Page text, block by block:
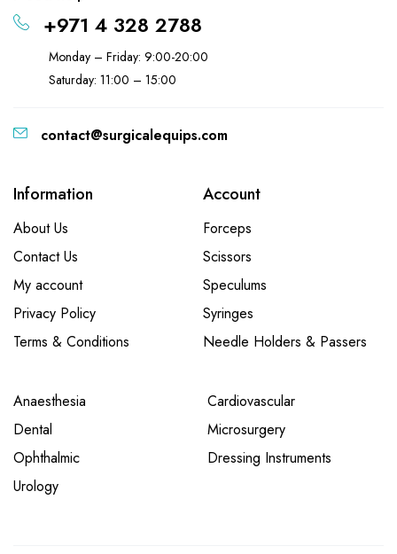
+971 4 328 2788
Monday – Friday: 9:00-20:00
Saturday: 11:00 – 15:00
contact@surgicalequips.com
Information
About Us
Contact Us
My account
Privacy Policy
Terms & Conditions
Account
Forceps
Scissors
Speculums
Syringes
Needle Holders & Passers
Anaesthesia
Cardiovascular
Dental
Microsurgery
Ophthalmic
Dressing Instruments
Urology